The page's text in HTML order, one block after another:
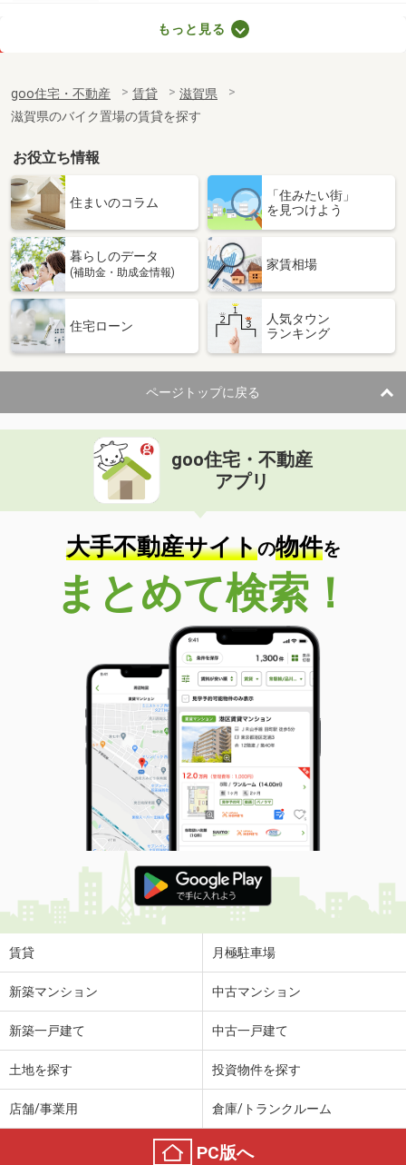
滋賀県甲賀市甲賀町大原中
専有面積
58.6m²
間取り
2LDK
滋賀県甲賀市水口町水口
価 格
6.10万円
滋賀県甲賀市水口町水口
専有面積 50.48m²
間取り
滋賀県甲賀市甲賀町大原中
住 所
滋賀県甲賀市甲賀町大原中
専有面積 50.05m²
間取り
1LDK
滋賀県甲賀市甲賀町大原中
価 格
住 所
滋賀県甲賀市甲賀町大原中
専有面積 50.01m²
間取り
1LDK
滋賀県甲賀市甲賀町大原中
価 格
7.60万円
滋賀県甲賀市甲賀町大原中
59.58m²
間取り
2LDK
滋賀県甲賀市甲賀町大原中
価 格
7.40万円
住 所
滋賀県甲賀市甲賀町大原中
専有面積 59.58m²
間取り
2LDK
滋賀県蒲生郡日野町村井２
価 格
5.10万円
住 所
滋賀県蒲生郡日野町村井２
専有面積
滋賀県蒲生郡日野町大字西大路
4.55万円
滋賀県甲賀市甲賀町大原中
もっと見る
goo住宅・不動産 賃貸
滋賀県
滋賀県のバイク置場の賃貸を探す
お役立ち情報
住まいのコラム
「住みたい街」
を見つけよう
暮らしのデータ
(補助金・助成金情報)
家賃相場
住宅ローン
人気タウン
ランキング
ページトップに戻る
goo住宅・不動産
アプリ
大手不動産サイトの物件を
まとめて検索！
賃貸 月極駐車場
新築マンション 中古マンション
新築一戸建て 中古一戸建て
土地を探す 投資物件を探す
店舗/事業用 倉庫/トランクルーム
PC版へ